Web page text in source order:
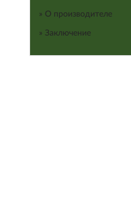
» О производителе
» Заключение